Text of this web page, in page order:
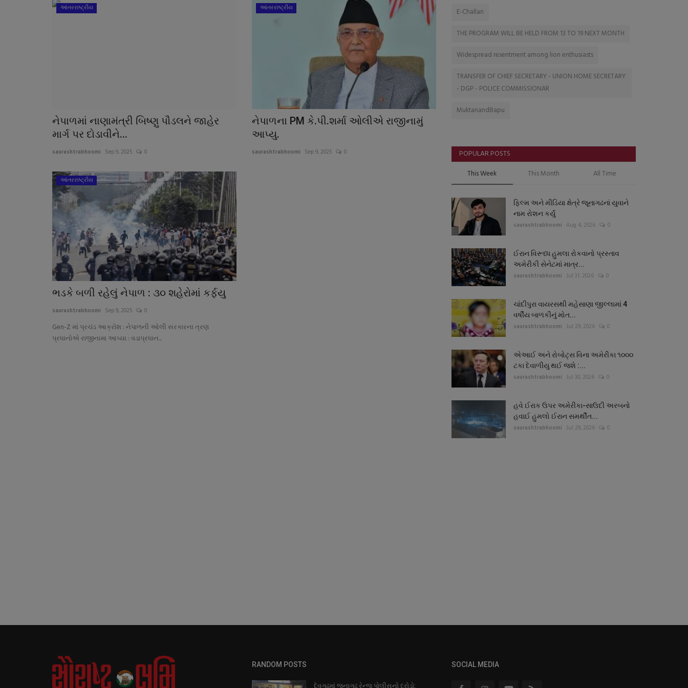
આંતરરાષ્ટ્રીય
નેપાળમાં નાણામંત્રી બિષ્ણુ પૌડલને જાહેર
માર્ગ પર દોડાવીને...
saurashtrabhoomi Sep 9, 2025 0
આંતરરાષ્ટ્રીય
નેપાળના PM કે.પી.શર્મા ઓલીએ રાજીનામું
આપ્યુ.
saurashtrabhoomi Sep 9, 2025 0
આંતરરાષ્ટ્રીય
ભડકે બળી રહેલું નેપાળ : ૩૦ શહેરોમાં કર્ફયુ
saurashtrabhoomi Sep 9, 2025 0
Gen-Z માં પ્રચંડ આક્રોશ : નેપાળની ઓલી સરકારના ત્રણ
પ્રધાનોએ રાજીનામા આપ્યા : વડાપ્રધાન...
E-Challan
THE PROGRAM WILL BE HELD FROM 13 TO 19 NEXT MONTH
Widespread resentment among lion enthusiasts
TRANSFER OF CHIEF SECRETARY - UNION HOME SECRETARY
- DGP - POLICE COMMISSIONAR
MuktanandBapu
POPULAR POSTS
This Week This Month All Time
ફિલ્મ અને મીડિયા ક્ષેત્રે જૂનાગઢનાં યુવાને
નામ રોશન કર્યું
saurashtrabhoomi Aug 4, 2026 0
ઈરાન વિરૂધ્ધ હુમલા રોકવાનો પ્રસ્તાવ
અમેરીકી સેનેટમાં માત્ર...
saurashtrabhoomi Jul 31, 2026 0
ચાંદીપુરા વાયરસથી મહેસાણા જીલ્લામાં 4
વર્ષીય બાળકીનું મોત...
saurashtrabhoomi Jul 29, 2026 0
એઆઈ અને રોબોટ્સ વિના અમેરીકા ૧૦૦૦
ટકા દેવાળીયુ થઈ જશે :...
saurashtrabhoomi Jul 30, 2026 0
હવે ઈરાક ઉપર અમેરીકા-સાઉદી અરબનો
હવાઈ હુમલો ઈરાન સમર્થીત...
saurashtrabhoomi Jul 29, 2026 0
RANDOM POSTS
દેવગઢમાં જુનાગઢ રેન્જ પોલીસનો દરોડો:
SOCIAL MEDIA